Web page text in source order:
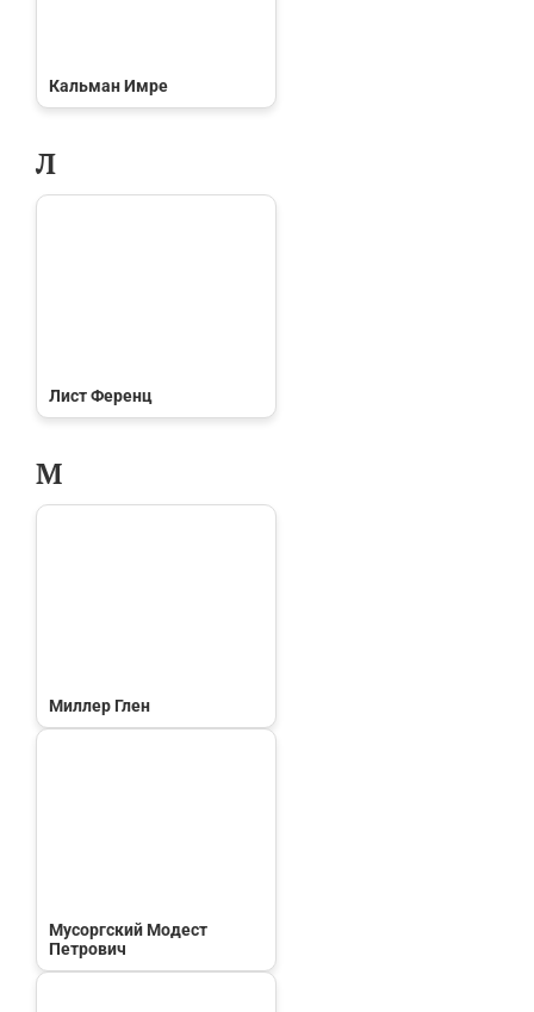
Кальман Имре
Л
Лист Ференц
М
Миллер Глен
Мусоргский Модест
Петрович